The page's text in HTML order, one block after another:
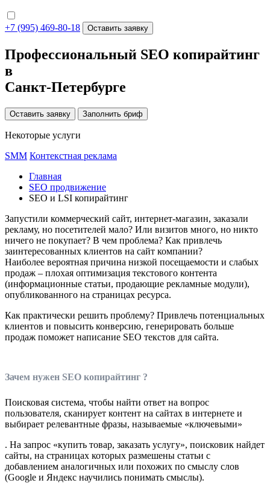
+7 (995) 469-80-18 Оставить заявку
Профессиональный SEO копирайтинг
в
Санкт-Петербурге
Оставить заявку Заполнить бриф
Некоторые услуги
SMM Контекстная реклама
Главная
SEO продвижение
SEO и LSI копирайтинг
Запустили коммерческий сайт, интернет-магазин, заказали
рекламу, но посетителей мало? Или визитов много, но никто
ничего не покупает? В чем проблема? Как привлечь
заинтересованных клиентов на сайт компании?
Наиболее вероятная причина низкой посещаемости и слабых
продаж – плохая оптимизация текстового контента
(информационные статьи, продающие рекламные модули),
опубликованного на страницах ресурса.
Как практически решить проблему? Привлечь потенциальных
клиентов и повысить конверсию, генерировать больше
продаж поможет написание SEO текстов для сайта.
Зачем нужен SEO копирайтинг ?
Поисковая система, чтобы найти ответ на вопрос
пользователя, сканирует контент на сайтах в интернете и
выбирает релевантные фразы, называемые «ключевыми»
. На запрос «купить товар, заказать услугу», поисковик найдет
сайты, на страницах которых размешены статьи с
добавлением аналогичных или похожих по смыслу слов
(Google и Яндекс научились понимать смыслы).